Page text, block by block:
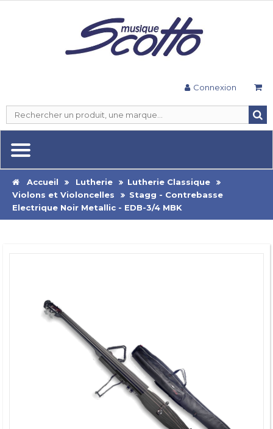
Connexion
Accueil Lutherie
Lutherie Classique
Violons et Violoncelles
Stagg - Contrebasse
Electrique Noir Metallic - EDB-3/4 MBK